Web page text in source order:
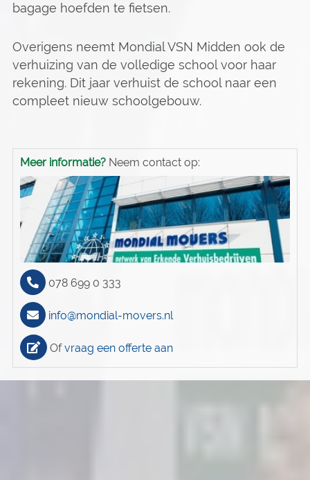
bagage hoefden te fietsen.
Overigens neemt Mondial VSN Midden ook de
verhuizing van de volledige school voor haar
rekening. Dit jaar verhuist de school naar een
compleet nieuw schoolgebouw.
Meer informatie?Neem contact op:
078 699 0 333
info@mondial-movers.nl
Ofvraag een offerte aan